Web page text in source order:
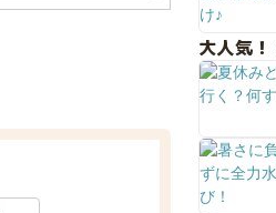
大人気